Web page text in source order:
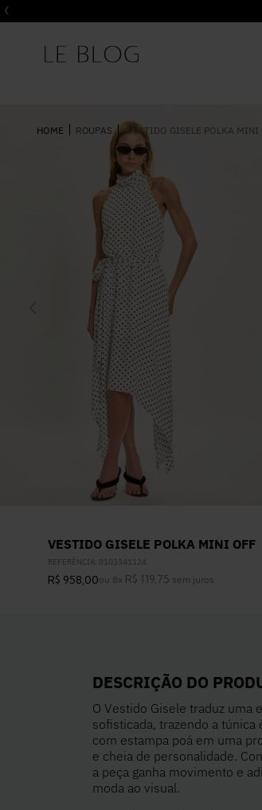
ROUPAS VESTIDO GISELE POLKA MINI
VESTIDO GISELE POLKA MINI OFF
REFERÊNCIA: 0103341124
R$ 958,00ou 8x R$ 119 75 sem juros
DESCRIÇÃO DO
O Vestido Gisele traduz uma
sofisticada, trazendo a
com estampa poá em uma
e cheia de personalidade.
a peça ganha movimento e
moda ao visual.